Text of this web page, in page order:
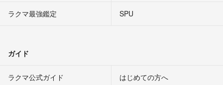
ラクマ最強鑑定
SPU
ガイド
ラクマ公式ガイド はじめての方へ